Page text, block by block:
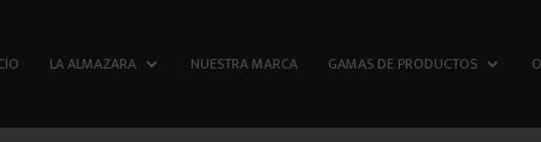
LA ALMAZARA NUESTRA MARCA GAMAS DE PRODUCTOS